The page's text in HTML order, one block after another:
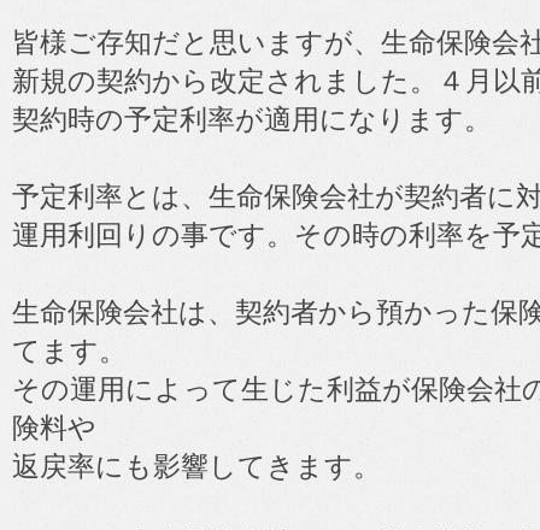
皆様ご存知だと思いますが、生命保険会
新規の契約から改定されました。４月以
契約時の予定利率が適用になります。
予定利率とは、生命保険会社が契約者に
運用利回りの事です。その時の利率を予
生命保険会社は、契約者から預かった保
てます。
その運用によって生じた利益が保険会社
険料や
返戻率にも影響してきます。